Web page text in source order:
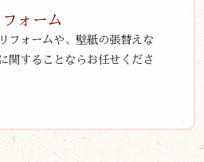
ォーム
フォームや、壁紙の張替えな
関することならお任せくださ